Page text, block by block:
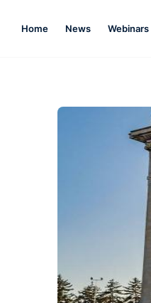
Home News Webinars